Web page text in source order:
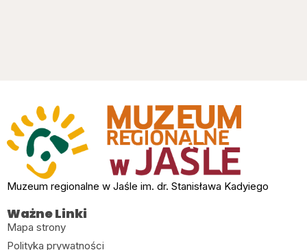
Muzeum regionalne w Jaśle im. dr. Stanisława Kadyiego
Ważne Linki
Mapa strony
Polityka prywatności